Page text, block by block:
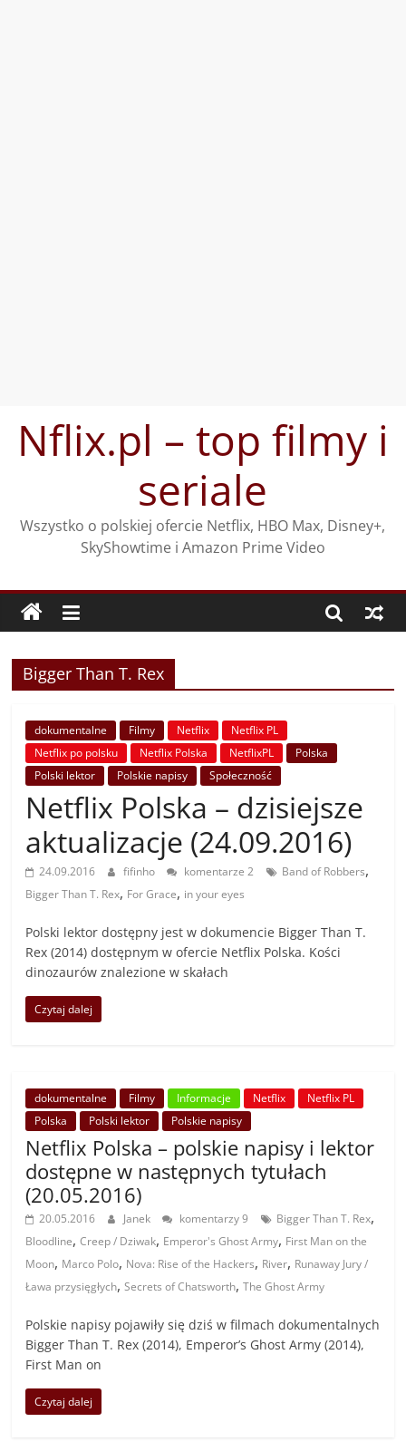
treściNflix.pl – top filmy i
seriale
Wszystko o polskiej ofercie Netflix, HBO Max, Disney+,
SkyShowtime i Amazon Prime Video
Bigger Than T. Rex
dokumentalne Filmy Netflix
Netflix PL
Netflix po polsku
Netflix Polska NetflixPL
Polska
Polski lektor
Polskie napisy Społeczność
Netflix Polska – dzisiejsze
aktualizacje (24.09.2016)
24.09.2016 fifinho komentarze 2 Band of Robbers,
Bigger Than T. Rex, For Grace, in your eyes
Polski lektor dostępny jest w dokumencie Bigger Than T.
Rex (2014) dostępnym w ofercie Netflix Polska. Kości
dinozaurów znalezione w skałach
Czytaj dalej
dokumentalne Filmy Informacje Netflix
Netflix PL
Polska
Polski lektor Polskie napisy
Netflix Polska – polskie napisy i lektor
dostępne w następnych tytułach
(20.05.2016)
20.05.2016 Janek komentarzy 9 Bigger Than T. Rex,
Bloodline,Creep / Dziwak, Emperor's Ghost Army, First Man on the
Moon, Marco Polo, Nova: Rise of the Hackers, River, Runaway Jury /
Ława przysięgłych,Secrets of Chatsworth,The Ghost Army
Polskie napisy pojawiły się dziś w filmach dokumentalnych
Bigger Than T. Rex (2014), Emperor’s Ghost Army (2014),
First Man on
Czytaj dalej